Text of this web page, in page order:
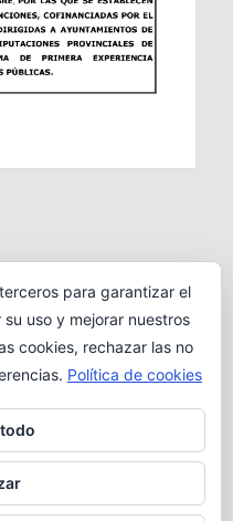
RODRIGO · PLAZA
(SALAMANCA)
para garantizar el
uso y mejorar nuestros
cookies, rechazar las no
Política de cookies